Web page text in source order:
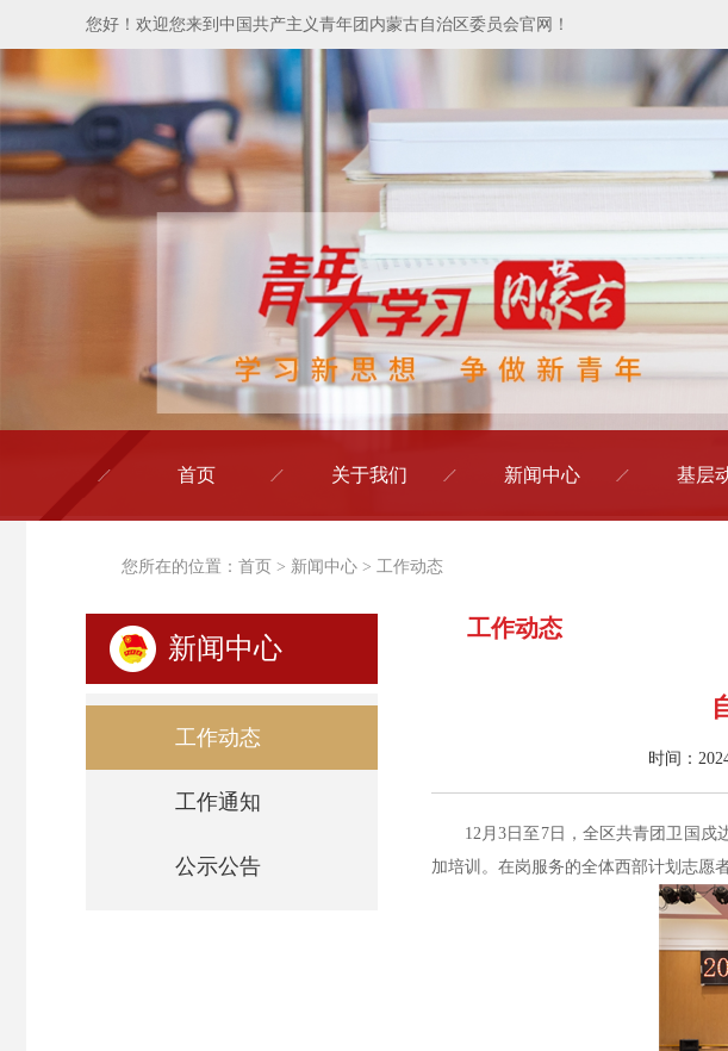
您好！欢迎您来到中国共产主义青年团内蒙古自治区委员会官网！
首页 关于我们 新闻中心 基层
您所在的位置： 首页 > 新闻中心 > 工作动态
新闻中心
工作动态
工作通知
公示公告
工作动态
时间：
12月3日至7日，全区共青团卫国
加培训。在岗服务的全体西部计划志愿